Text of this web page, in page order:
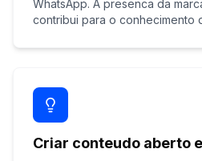
WhatsApp. A presenca da
contribui para o conhecimento
Criar conteudo aberto